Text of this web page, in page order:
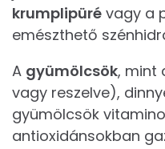
krumplipüré vagy a
emészthető
A gyümölcsök, mint
vagy reszelve),
gyümölcsök
antioxidánsokban